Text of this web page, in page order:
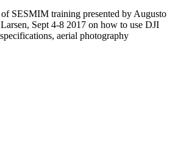
SESMIM training presented by Augusto
Sept 4-8 2017 on how to use DJI
aerial photography